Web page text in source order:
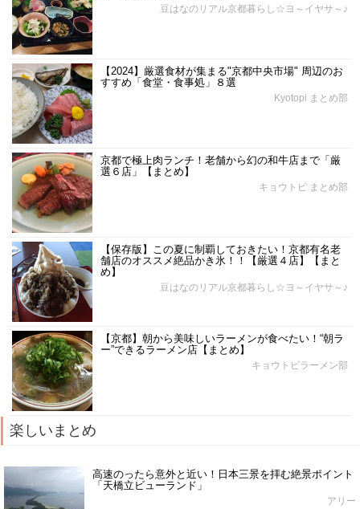
豆はなのリアル京都暮らし☆ヨ～イヤサ～♪
【2024】厳選食材が集まる"京都中央市場" 周辺のお
すすめ「食堂・食事処」８選
Kyotopi まとめ部
京都で極上肉ランチ！老舗から幻の和牛店まで「厳
選６店」【まとめ】
キョウトピ まとめ部
【保存版】この夏に制覇しておきたい！京都有名老
舗店のオススメ絶品かき氷！！【厳選４店】【まと
め】
豆はなのリアル京都暮らし☆ヨ～イヤサ～♪
【京都】朝から美味しいラーメンが食べたい！“朝ラ
ー”できるラーメン店【まとめ】
キョウトピラーメン部
楽しいまとめ
高速のったら意外と近い！日本三景を拝む絶景ポイント
「天橋立ビューランド」
アリー